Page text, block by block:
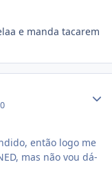
e manda tacarem
então logo me
mas não vou dá-